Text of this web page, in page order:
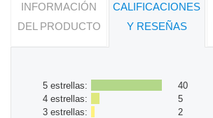
INFORMACIÓN
DEL PRODUCTO
CALIFICACIONES
Y RESEÑAS
5 estrellas:
40
4 estrellas:
5
3 estrellas:
2